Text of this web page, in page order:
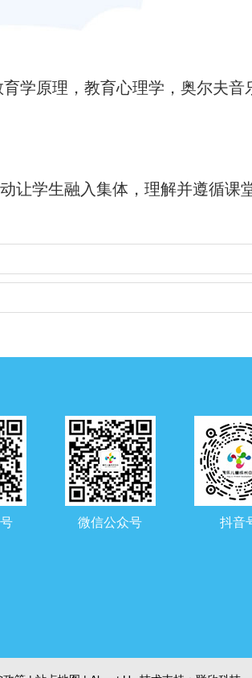
学原理，教育心理学，奥尔夫音
让学生融入集体，理解并遵循课
微信公众号 抖音